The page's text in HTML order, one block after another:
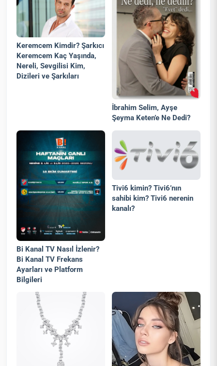
Keremcem Kimdir? Şarkıcı
Keremcem Kaç Yaşında,
Nereli, Sevgilisi Kim,
Dizileri ve Şarkıları
İbrahim Selim, Ayşe
Şeyma Keten’e Ne Dedi?
Bi Kanal TV Nasıl İzlenir?
Bi Kanal TV Frekans
Ayarları ve Platform
Bilgileri
Tivi6 kimin? Tivi6’nın
sahibi kim? Tivi6 nerenin
kanalı?